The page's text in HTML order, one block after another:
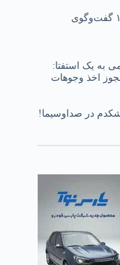
۶ نکته‌ی کوتاه از قسمت ۱ گفت‌وگوی
به یک استفتا:
اخذ وجوهات
شکدم در صداوسیما!